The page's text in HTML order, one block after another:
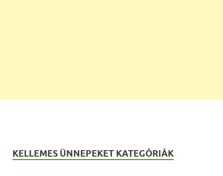
KELLEMES ÜNNEPEKET KATEGÓRIÁK